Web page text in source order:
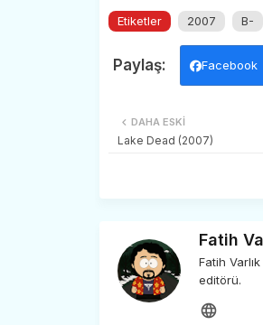
Etiketler 2007 B-
Facebook
DAHA ESKI
Lake Dead (2007)
Fatih
Fatih
editörü.